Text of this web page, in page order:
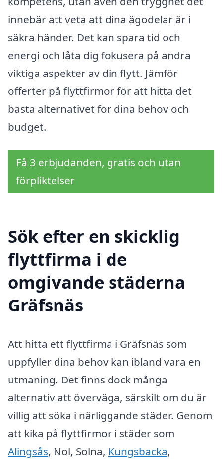
innebär att veta att dina ägodelar är i
säkra händer. Det kan spara tid och
energi och låta dig fokusera på andra
viktiga aspekter av din flytt. Jämför
offerter på flyttfirmor för att hitta det
bästa alternativet för dina behov och
budget.
Få 3 erbjudanden, gratis och utan
förpliktelser
Sök efter en skicklig
flyttfirma i de
omgivande städerna
Gräfsnäs
Att hitta ett flyttfirma i Gräfsnäs som
uppfyller dina behov kan ibland vara en
utmaning. Det finns dock många
alternativ att överväga, särskilt om du är
villig att söka i närliggande städer. Genom
att kika på flyttfirmor i städer som
Alingsås, Nol, Solna, Kungsbacka,